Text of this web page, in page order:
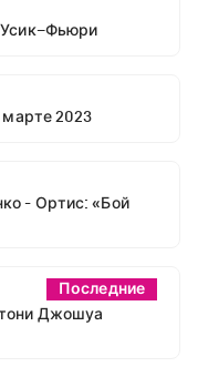
Усик–Фьюри
2023
- Ортис: «Бой
Последние
Джошуа